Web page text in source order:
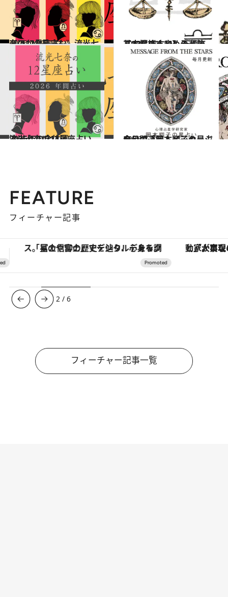
2026.7.29
《ほかの星座も》流光七奈の12星座占い
占い 2021.12.1
【12星座占い】天秤座（てんびん座）の運勢、基本性格まとめ
占い
2025.12.17
流光七奈の12星座占い 2026年の全体運
占い 2026.7.31
今月の運勢＆メッセージを公開「岡本翔子の星占い」
占い
FEATURE
フィーチャー記事
「大事なのは地域の意識を変えること」。ロレックス賞受賞の自然保護活動家が実現させたナイジェリアの自然環境の復活
3 /6
フィーチャー記事一覧